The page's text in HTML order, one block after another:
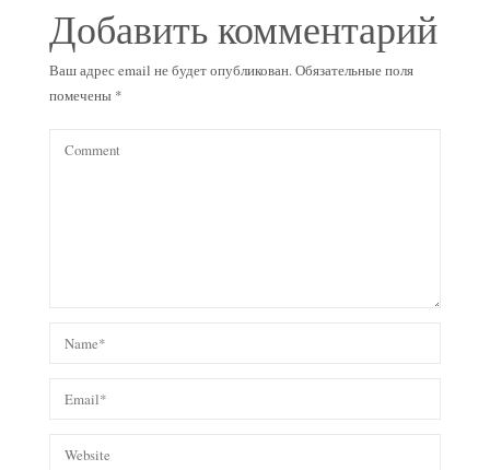
Добавить комментарий
Ваш адрес email не будет опубликован.Обязательные поля
помечены *